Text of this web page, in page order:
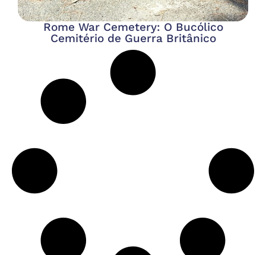
Rome War Cemetery: O Bucólico
Cemitério de Guerra Britânico